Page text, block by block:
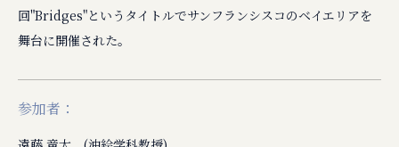
回"Bridges"というタイトルでサンフランシスコのベイエリアを
舞台に開催された。
参加者：